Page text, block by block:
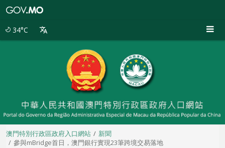
34°C
澳門特別行政區政府入口網站
新聞
參與mBridge首日，澳門銀行實現23筆跨境交易落地